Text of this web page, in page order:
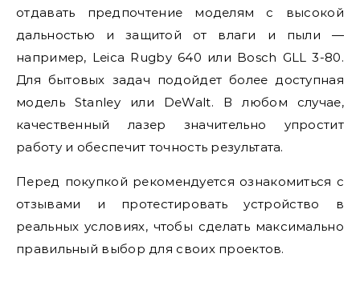
отдавать предпочтение моделям с высокой
дальностью и защитой от влаги и пыли —
например, Leica Rugby 640 или Bosch GLL 3-80.
Для бытовых задач подойдет более доступная
модель Stanley или DeWalt. В любом случае,
качественный лазер значительно упростит
работу и обеспечит точность результата.
Перед покупкой рекомендуется ознакомиться с
отзывами и протестировать устройство в
реальных условиях, чтобы сделать максимально
правильный выбор для своих проектов.